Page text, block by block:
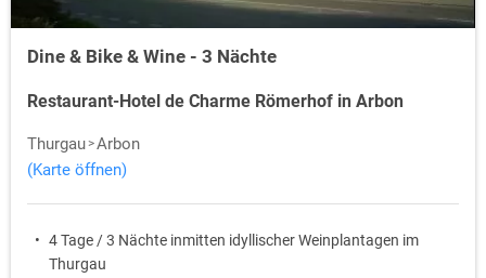
Dine & Bike & Wine - 3 Nächte
Restaurant-Hotel de Charme Römerhof in Arbon
Thurgau Arbon
(Karte öffnen)
4 Tage / 3 Nächte inmitten idyllischer Weinplantagen im
Thurgau